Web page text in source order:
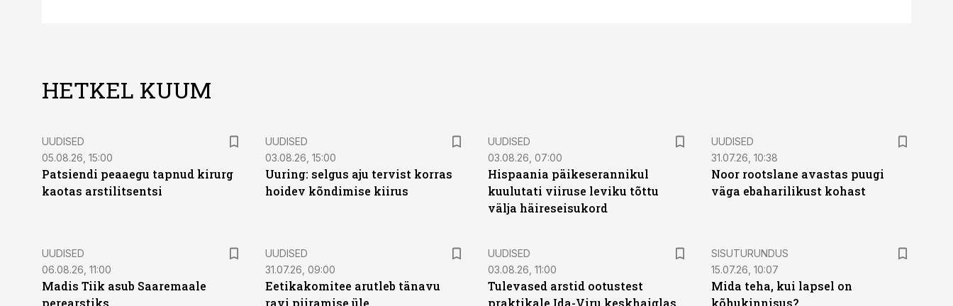
HETKEL KUUM
UUDISED
05.08.26, 15:00
Patsiendi peaaegu tapnud kirurg
kaotas arstilitsentsi
UUDISED
03.08.26, 15:00
Uuring: selgus aju tervist korras
hoidev kõndimise kiirus
UUDISED
03.08.26, 07:00
Hispaania päikeserannikul
kuulutati viiruse leviku tõttu
välja häireseisukord
UUDISED
31.07.26, 10:38
Noor rootslane avastas puugi
väga ebaharilikust kohast
UUDISED
06.08.26, 11:00
Madis Tiik asub Saaremaale
perearstiks
UUDISED
31.07.26, 09:00
Eetikakomitee arutleb tänavu
ravi piiramise üle
UUDISED
03.08.26, 11:00
Tulevased arstid ootustest
praktikale Ida-Viru keskhaiglas
ST
SISUTURUNDUS
15.07.26, 10:07
Mida teha, kui lapsel on
kõhukinnisus?